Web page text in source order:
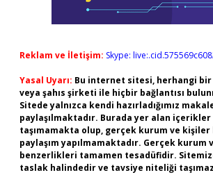
Reklam ve İletişim: Skype:
Yasal Uyarı: Bu internet sitesi, herhangi
veya şahıs şirketi ile hiçbir bağlantısı
Sitede yalnızca kendi hazırladığımız
paylaşılmaktadır. Burada yer alan
taşımamakta olup, gerçek kurum ve kişiler
paylaşım yapılmamaktadır. Gerçek kurum
benzerlikleri tamamen tesadüfidir.
taslak halindedir ve tavsiye niteliği